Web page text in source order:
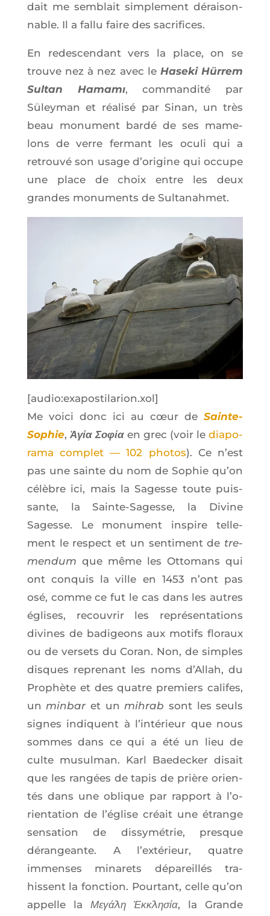
dait me sem­blait sim­ple­ment dérai­son­
nable. Il a fal­lu faire des sacrifices.
En redes­cen­dant vers la place, on se
trouve nez à nez avec le Hase­ki Hür­rem
Sul­tan Hamamı, com­man­di­té par
Süley­manet réa­li­sé par Sinan, un très
beau monu­ment bar­dé de ses mame­
lons de verre fer­mant les ocu­li qui a
retrou­vé son usage d’o­ri­gine qui occupe
une place de choix entre les deux
grandes monu­ments de Sultanahmet.
[audio:exapostilarion.xol]
Me voi­ci donc ici au cœur deSainte-
Sophie, Ἁγία Σοφίαen grec (voir ledia­po­
ra­ma com­plet — 102 pho­tos). Ce n’est
pas une sainte du nom de Sophie qu’on
célèbre ici, mais la Sagesse toute puis­
sante, la Sainte-Sagesse, la Divine
Sagesse. Le monu­ment ins­pire tel­le­
ment le res­pect et un sen­ti­ment de tre­
men­dum que même les Otto­mans qui
ont conquis la ville en 1453 n’ont pas
osé, comme ce fut le cas dans les autres
églises, recou­vrir les repré­sen­ta­tions
divines de badi­geons aux motifs flo­raux
ou de ver­sets du Coran. Non, de simples
disques repre­nant les noms d’Al­lah, du
Pro­phète et des quatre pre­miers califes,
unmin­baret unmih­rab sont les seuls
signes indiquent à l’in­té­rieur que nous
sommes dans ce qui a été un lieu de
culte musul­man. Karl Bae­de­cker disait
que les ran­gées de tapis de prière orien­
tés dans une oblique par rap­port à l’o­
rien­ta­tion de l’é­glise créait une étrange
sen­sa­tion de dis­sy­mé­trie, presque
déran­geante. A l’ex­té­rieur, quatre
immenses mina­rets dépa­reillés tra­
hissent la fonc­tion. Pour­tant, celle qu’on
appelle la Μεγάλη Ἐκκλησία, la Grande